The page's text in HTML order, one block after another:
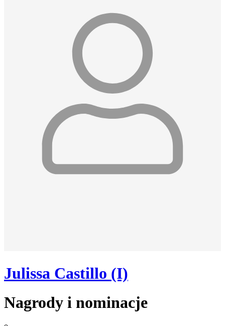
Julissa Castillo (I)
Nagrody i nominacje